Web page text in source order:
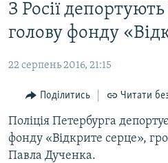
основного
матеріалу
до
навігації
Перейти
до
пошуку
ВОДА.КРИМ
ВІДЕО ТА ФОТО
ПОЛІТИКА
БЛОГИ
ПОГЛЯД
ІНТЕРВ'Ю
З Росії
голову фонду
22 серпень 2016, 21:15
Поділитись Читати
Поліція Петербурга
фонду «Відкрите серце»,
Павла Дученка.